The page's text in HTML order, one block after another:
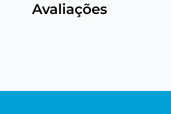
Avaliações